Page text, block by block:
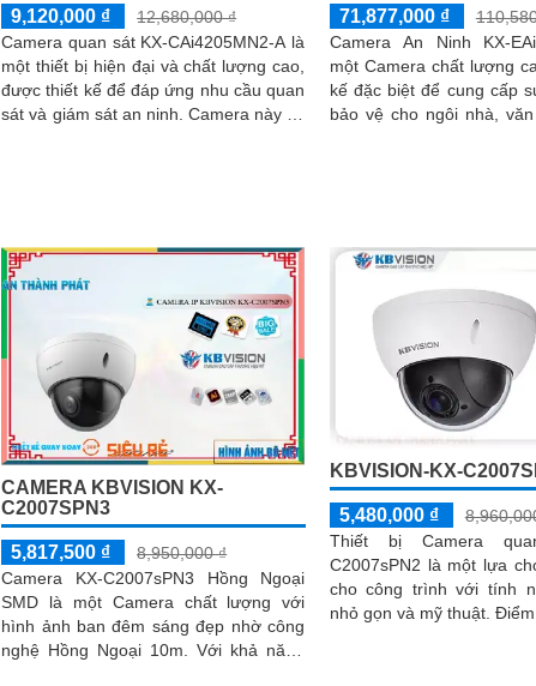
9,120,000 ₫
12,680,000 ₫
Camera quan sát KX-CAi4205MN2-A là
một thiết bị hiện đại và chất lượng cao,
được thiết kế để đáp ứng nhu cầu quan
sát và giám sát an ninh. Camera này có
71,877,000 ₫
Camera An Ninh KX-
một Camera chất lượng
kế đặc biệt để cung cấp
bảo vệ cho ngôi nhà, văn
CAMERA KBVISION KX-
C2007SPN3
5,817,500 ₫
8,950,000 ₫
Camera KX-C2007sPN3 Hồng Ngoại
SMD là một Camera chất lượng với
hình ảnh ban đêm sáng đẹp nhờ công
nghệ Hồng Ngoại 10m. Với khả năng
KBVISION-KX-
5,480,000 ₫
Thiết bị Camera
C2007sPN2 là một lựa
cho công trình với tính
nhỏ gọn và mỹ thuật. Điểm đặc biệt của